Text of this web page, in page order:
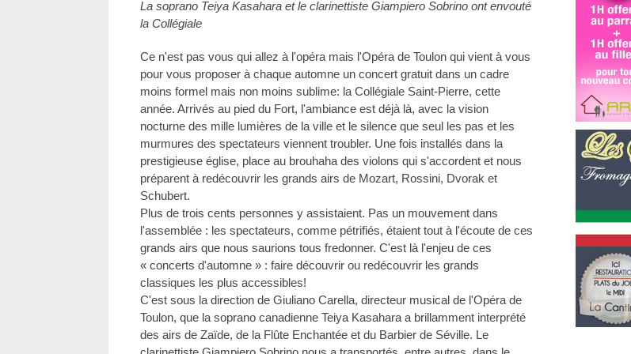
La soprano Teiya Kasahara et le clarinettiste Giampiero Sobrino ont envouté
la Collégiale
Ce n'est pas vous qui allez à l'opéra mais l'Opéra de Toulon qui vient à vous
pour vous proposer à chaque automne un concert gratuit dans un cadre
moins formel mais non moins sublime: la Collégiale Saint-Pierre, cette
année. Arrivés au pied du Fort, l'ambiance est déjà là, avec la vision
nocturne des mille lumières de la ville et le silence que seul les pas et les
murmures des spectateurs viennent troubler. Une fois installés dans la
prestigieuse église, place au brouhaha des violons qui s'accordent et nous
préparent à redécouvrir les grands airs de Mozart, Rossini, Dvorak et
Schubert.
Plus de trois cents personnes y assistaient. Pas un mouvement dans
l'assemblée : les spectateurs, comme pétrifiés, étaient tout à l'écoute de ces
grands airs que nous saurions tous fredonner. C'est là l'enjeu de ces
« concerts d'automne » : faire découvrir ou redécouvrir les grands
classiques les plus accessibles!
C'est sous la direction de Giuliano Carella, directeur musical de l'Opéra de
Toulon, que la soprano canadienne Teiya Kasahara a brillamment interprété
des airs de Zaïde, de la Flûte Enchantée et du Barbier de Séville. Le